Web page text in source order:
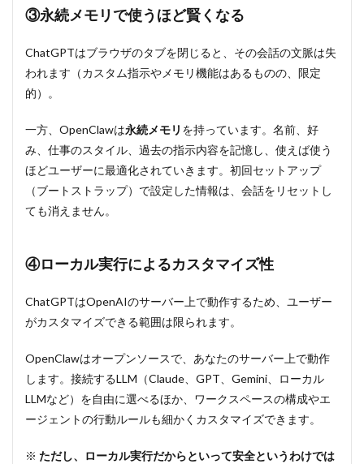
11.1
OpenClaw
は無料で
11.2
Q2：
Windows
環境でも
使えます
か？
本語で
の指示
ます
か？
Q4：
ChatGPT
や
Claude
Codeと
か？
③永続メモリで使うほど賢くなる
ChatGPTはブラウザのタブを閉じると、その会話の文脈は失
われます（カスタム指示やメモリ機能はあるものの、限定
的）。
一方、OpenClawは永続メモリ を持っています。名前、好
み、仕事のスタイル、過去の指示内容を記憶し、使えば使う
ほどユーザーに最適化されていきます。初回セットアップ
（ブートストラップ）で設定した情報は、会話をリセットし
ても消えません。
④ローカル実行によるカスタマイズ性
ChatGPTはOpenAIのサーバー上で動作するため、ユーザー
がカスタマイズできる範囲は限られます。
OpenClawはオープンソースで、あなたのサーバー上で動作
します。接続するLLM（Claude、GPT、Gemini、ローカル
LLMなど）を自由に選べるほか、ワークスペースの構成やエ
ージェントの行動ルールも細かくカスタマイズできます。
※ ただし、ローカル実行だからといって安全というわけでは